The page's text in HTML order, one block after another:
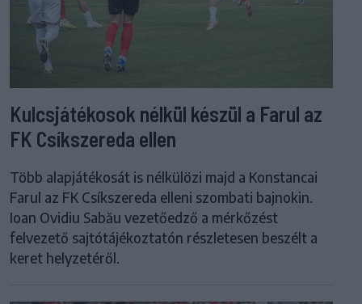
Kulcsjátékosok nélkül készül a Farul az
FK Csíkszereda ellen
Több alapjátékosát is nélkülözi majd a Konstancai
Farul az FK Csíkszereda elleni szombati bajnokin.
Ioan Ovidiu Sabău vezetőedző a mérkőzést
felvezető sajtótájékoztatón részletesen beszélt a
keret helyzetéről.